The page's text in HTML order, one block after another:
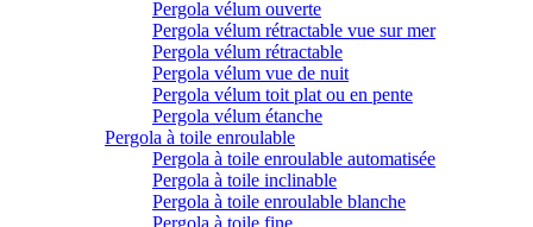
Pergola vélum ouverte
Pergola vélum rétractable vue sur mer
Pergola vélum rétractable
Pergola vélum vue de nuit
Pergola vélum toit plat ou en pente
Pergola vélum étanche
Pergola à toile enroulable
Pergola à toile enroulable automatisée
Pergola à toile inclinable
Pergola à toile enroulable blanche
Pergola à toile fine